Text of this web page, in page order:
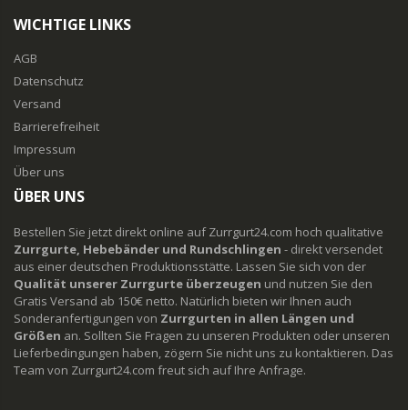
WICHTIGE LINKS
AGB
Datenschutz
Versand
Barrierefreiheit
Impressum
Über uns
ÜBER UNS
Bestellen Sie jetzt direkt online auf Zurrgurt24.com hoch qualitative
Zurrgurte, Hebebänder und Rundschlingen - direkt versendet
aus einer deutschen Produktionsstätte. Lassen Sie sich von der
Qualität unserer Zurrgurte überzeugen und nutzen Sie den
Gratis Versand ab 150€ netto. Natürlich bieten wir Ihnen auch
Sonderanfertigungen von Zurrgurten in allen Längen und
Größen an. Sollten Sie Fragen zu unseren Produkten oder unseren
Lieferbedingungen haben, zögern Sie nicht uns zu kontaktieren. Das
Team von Zurrgurt24.com freut sich auf Ihre Anfrage.